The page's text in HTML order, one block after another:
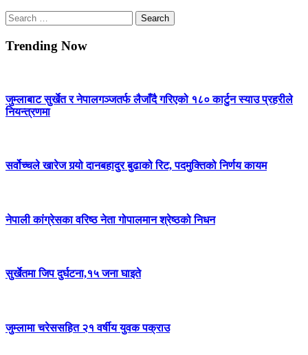
Search
for:
Trending Now
जुम्लाबाट सुर्खेत र नेपालगञ्जतर्फ लैजाँदै गरिएको १८० कार्टुन स्याउ प्रहरीले
नियन्त्रणमा
सर्वोच्चले खारेज गर्‍यो दानबहादुर बुढाको रिट, पदमुक्तिको निर्णय कायम
नेपाली कांग्रेसका वरिष्ठ नेता गोपालमान श्रेष्ठको निधन
सुर्खेतमा जिप दुर्घटना,१५ जना घाइते
जुम्लामा चरेससहित २१ वर्षीय युवक पक्राउ